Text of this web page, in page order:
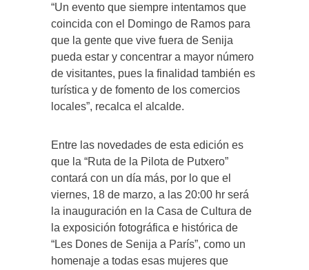
“Un evento que siempre intentamos que
coincida con el Domingo de Ramos para
que la gente que vive fuera de Senija
pueda estar y concentrar a mayor número
de visitantes, pues la finalidad también es
turística y de fomento de los comercios
locales”, recalca el alcalde.
Entre las novedades de esta edición es
que la “Ruta de la Pilota de Putxero”
contará con un día más, por lo que el
viernes, 18 de marzo, a las 20:00 hr será
la inauguración en la Casa de Cultura de
la exposición fotográfica e histórica de
“Les Dones de Senija a París”, como un
homenaje a todas esas mujeres que